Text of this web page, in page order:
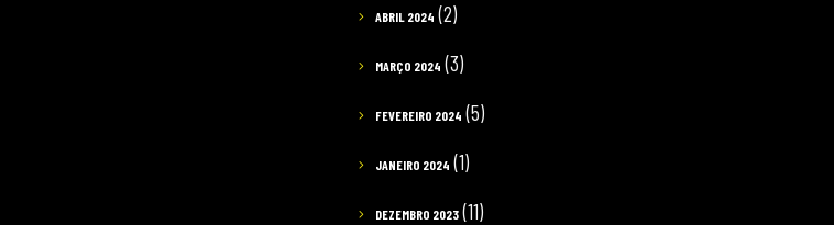
ABRIL 2024 (2)
MARÇO 2024 (3)
FEVEREIRO 2024 (5)
JANEIRO 2024 (1)
DEZEMBRO 2023 (11)